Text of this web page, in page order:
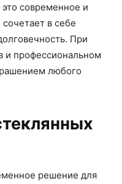
современное и
в себе
При
и профессиональном
любого
решение для